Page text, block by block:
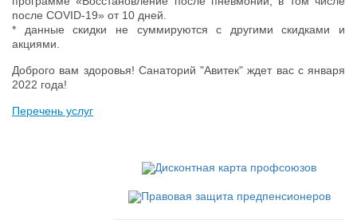
после COVID-19» от 10 дней.
* данные скидки не суммируются с другими скидками и
акциями.
Доброго вам здоровья! Санаторий "Авитек" ждет вас с января
2022 года!
Перечень услуг